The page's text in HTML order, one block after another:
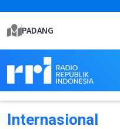
PADANG
Internasional